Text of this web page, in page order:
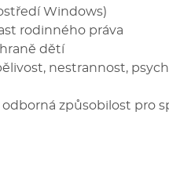
Windows)
rodinného práva
dětí
nestrannost,
způsobilost pro